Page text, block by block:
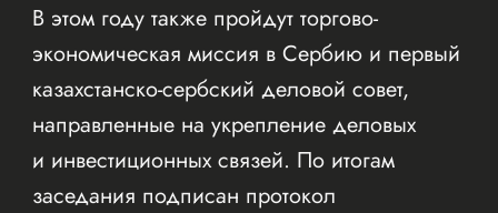
В этом году также пройдут торгово-
экономическая миссия в Сербию и первый
казахстанско-сербский деловой совет,
направленные на укрепление деловых
и инвестиционных связей. По итогам
заседания подписан протокол